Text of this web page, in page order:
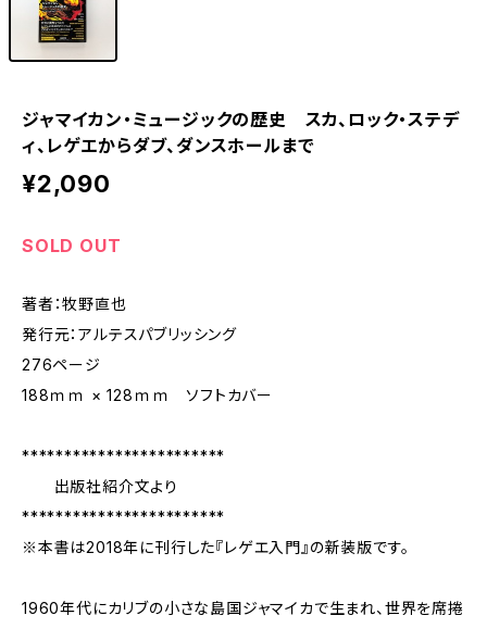
ジャマイカン・ミュージックの歴史 スカ、ロック・ステデ
ィ、レゲエからダブ、ダンスホールまで
¥2,090
SOLD OUT
著者：牧野直也
発行元：アルテスパブリッシング
276ページ
188ｍｍ × 128ｍｍ ソフトカバー
************************
出版社紹介文より
************************
※本書は2018年に刊行した『レゲエ入門』の新装版です。
1960年代にカリブの小さな島国ジャマイカで生まれ、世界を席捲